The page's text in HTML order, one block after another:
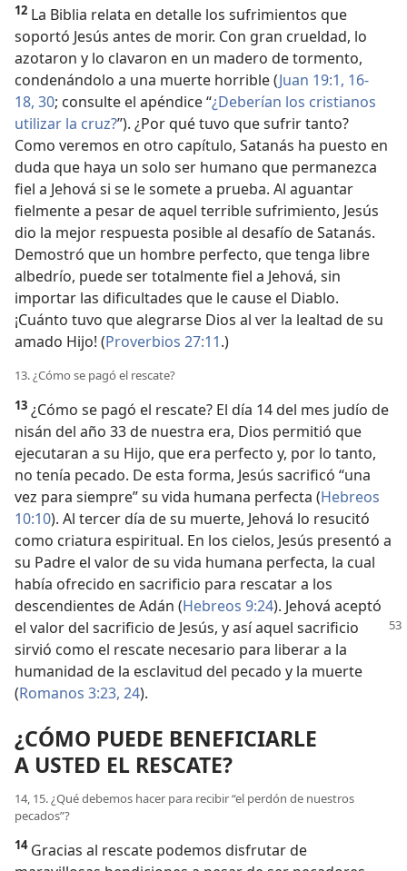
12 La Biblia relata en detalle los sufrimientos que
soportó Jesús antes de morir. Con gran crueldad, lo
azotaron y lo clavaron en un madero de tormento,
condenándolo a una muerte horrible (Juan 19:1, 16-
18, 30; consulte el apéndice “¿Deberían los cristianos
utilizar la cruz?”). ¿Por qué tuvo que sufrir tanto?
Como veremos en otro capítulo, Satanás ha puesto en
duda que haya un solo ser humano que permanezca
fiel a Jehová si se le somete a prueba. Al aguantar
fielmente a pesar de aquel terrible sufrimiento, Jesús
dio la mejor respuesta posible al desafío de Satanás.
Demostró que un hombre perfecto, que tenga libre
albedrío, puede ser totalmente fiel a Jehová, sin
importar las dificultades que le cause el Diablo.
¡Cuánto tuvo que alegrarse Dios al ver la lealtad de su
amado Hijo! (Proverbios 27:11.)
13. ¿Cómo se pagó el rescate?
13 ¿Cómo se pagó el rescate? El día 14 del mes judío de
nisán del año 33 de nuestra era, Dios permitió que
ejecutaran a su Hijo, que era perfecto y, por lo tanto,
no tenía pecado. De esta forma, Jesús sacrificó “una
vez para siempre” su vida humana perfecta (Hebreos
10:10). Al tercer día de su muerte, Jehová lo resucitó
como criatura espiritual. En los cielos, Jesús presentó a
su Padre el valor de su vida humana perfecta, la cual
había ofrecido en sacrificio para rescatar a los
descendientes de Adán (Hebreos 9:24). Jehová aceptó
el valor del sacrificio de Jesús, y así aquel sacrificio
sirvió como el rescate necesario para liberar a la
humanidad de la esclavitud del pecado y la muerte
(Romanos 3:23, 24).
¿CÓMO PUEDE BENEFICIARLE
A USTED EL RESCATE?
14, 15. ¿Qué debemos hacer para recibir “el perdón de nuestros
pecados”?
14Gracias al rescate podemos disfrutar de